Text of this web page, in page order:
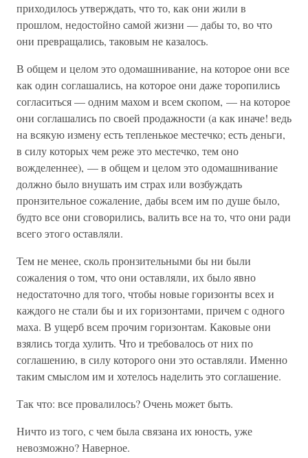
приходилось утверждать, что то, как они жили в
прошлом, недостойно самой жизни — дабы то, во что
они превращались, таковым не казалось.
В общем и целом это одомашнивание, на которое они все
как один соглашались, на которое они даже торопились
согласиться — одним махом и всем скопом, — на которое
они соглашались по своей продажности (а как иначе! ведь
на всякую измену есть тепленькое местечко; есть деньги,
в силу которых чем реже это местечко, тем оно
вожделеннее), — в общем и целом это одомашнивание
должно было внушать им страх или возбуждать
пронзительное сожаление, дабы всем им по душе было,
будто все они сговорились, валить все на то, что они ради
всего этого оставляли.
Тем не менее, сколь пронзительными бы ни были
сожаления о том, что они оставляли, их было явно
недостаточно для того, чтобы новые горизонты всех и
каждого не стали бы и их горизонтами, причем с одного
маха. В ущерб всем прочим горизонтам. Каковые они
взялись тогда хулить. Что и требовалось от них по
соглашению, в силу которого они это оставляли. Именно
таким смыслом им и хотелось наделить это соглашение.
Так что: все провалилось? Очень может быть.
Ничто из того, с чем была связана их юность, уже
невозможно? Наверное.